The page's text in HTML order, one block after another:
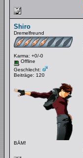
Shiro
Dremelfreund
Karma: +0/-0
Offline
Geschlecht:
Beiträge: 120
BÄM!